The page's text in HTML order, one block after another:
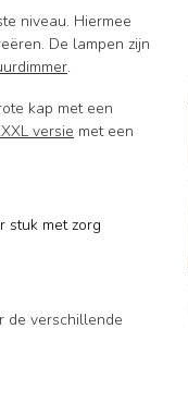
niveau. Hiermee
De lampen zijn
.
kap met een
versie met een
stuk met zorg
de verschillende